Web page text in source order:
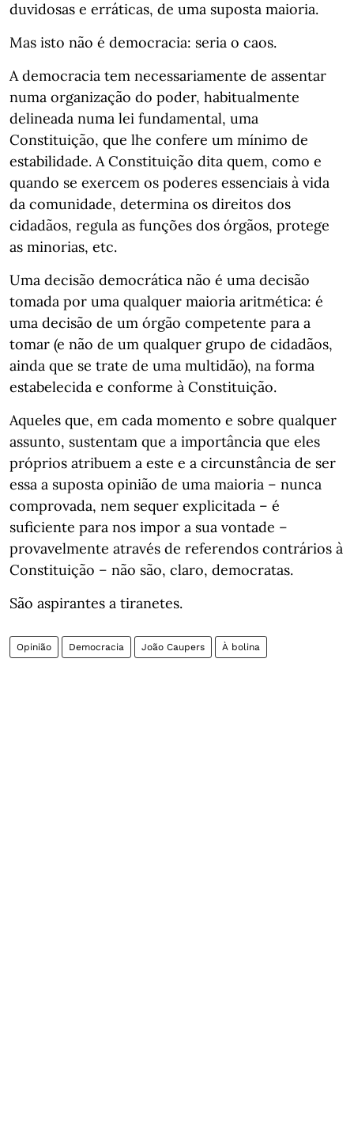
duvidosas e erráticas, de uma suposta maioria.
Mas isto não é democracia: seria o caos.
A democracia tem necessariamente de assentar
numa organização do poder, habitualmente
delineada numa lei fundamental, uma
Constituição, que lhe confere um mínimo de
estabilidade. A Constituição dita quem, como e
quando se exercem os poderes essenciais à vida
da comunidade, determina os direitos dos
cidadãos, regula as funções dos órgãos, protege
as minorias, etc.
Uma decisão democrática não é uma decisão
tomada por uma qualquer maioria aritmética: é
uma decisão de um órgão competente para a
tomar (e não de um qualquer grupo de cidadãos,
ainda que se trate de uma multidão), na forma
estabelecida e conforme à Constituição.
Aqueles que, em cada momento e sobre qualquer
assunto, sustentam que a importância que eles
próprios atribuem a este e a circunstância de ser
essa a suposta opinião de uma maioria – nunca
comprovada, nem sequer explicitada – é
suficiente para nos impor a sua vontade –
provavelmente através de referendos contrários à
Constituição – não são, claro, democratas.
São aspirantes a tiranetes.
Opinião Democracia João Caupers À bolina